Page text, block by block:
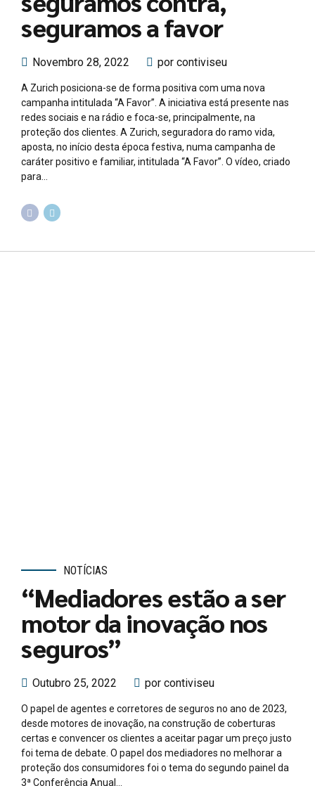
seguramos a favor
Novembro 28, 2022 por contiviseu
A Zurich posiciona-se de forma positiva com uma nova
campanha intitulada “A Favor”. A iniciativa está presente nas
redes sociais e na rádio e foca-se, principalmente, na
proteção dos clientes. A Zurich, seguradora do ramo vida,
aposta, no início desta época festiva, numa campanha de
caráter positivo e familiar, intitulada “A Favor”. O vídeo, criado
para...
NOTÍCIAS
“Mediadores estão a ser
motor da inovação nos
seguros”
Outubro 25, 2022 por contiviseu
O papel de agentes e corretores de seguros no ano de 2023,
desde motores de inovação, na construção de coberturas
certas e convencer os clientes a aceitar pagar um preço justo
foi tema de debate. O papel dos mediadores no melhorar a
proteção dos consumidores foi o tema do segundo painel da
3ª Conferência Anual...